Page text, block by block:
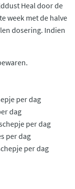
Heal door de
week met de halve
dosering. Indien
per dag
dag
per dag
per dag
per dag